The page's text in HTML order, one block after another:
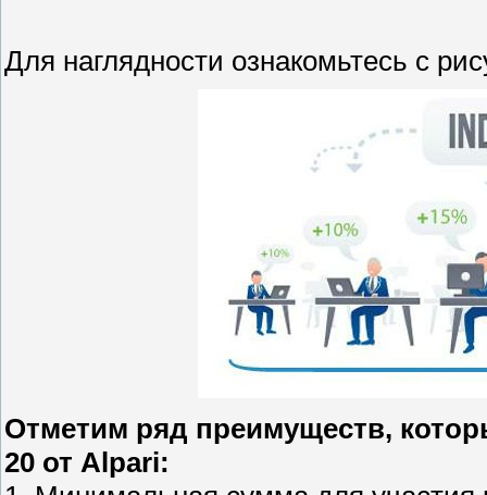
Для наглядности ознакомьтесь с
Отметим ряд преимуществ,
20 от Alpari: